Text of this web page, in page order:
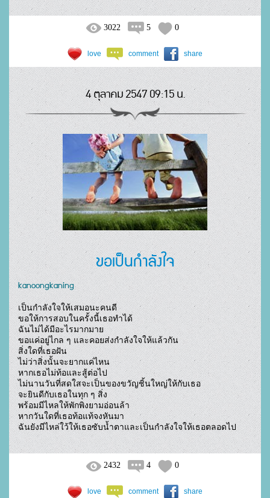
3022 5 0
love comment share
4 ตุลาคม 2547 09:15 น.
ขอเป็นกำลังใจ
kanoongkaning
เป็นกำลังใจให้เสมอนะคนดี
ขอให้การสอบในครั้งนี้เธอทำได้
ฉันไม่ได้มีอะไรมากมาย
ขอแค่อยู่ไกล ๆ และคอยส่งกำลังใจให้แล้วกัน
สิ่งใดที่เธอฝัน
ไม่ว่าสิ่งนั้นจะยากแค่ไหน
หากเธอไม่ท้อและสู้ต่อไป
ไม่นานวันที่สดใสจะเป็นของขวัญชิ้นใหญ่ให้กับเธอ
จะยินดีกับเธอในทุก ๆ สิ่ง
พร้อมมีไหลให้พักพิงยามอ่อนล้า
หากวันใดที่เธอท้อแท้จงหันมา
ฉันยังมีไหล่ใว้ให้เธอซับน้ำตาและเป็นกำลังใจให้เธอตลอดไป
2432 4 0
love comment share